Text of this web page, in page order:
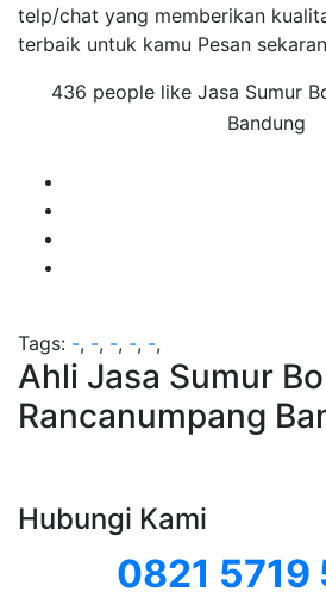
telp/chat yang memberikan
terbaik untuk kamu Pesan
436 people like Jasa Sumur
Bandung
Tags: -, -, -, -, -,
Ahli Jasa Sumur
Rancanumpang
Hubungi Kami
0821 5719